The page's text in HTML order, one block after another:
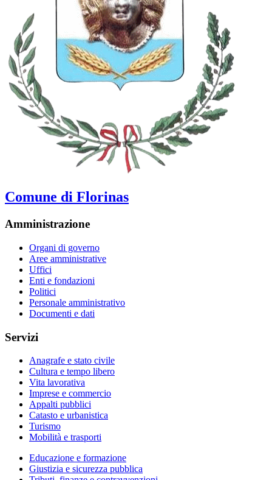
Comune di Florinas
Amministrazione
Organi di governo
Aree amministrative
Uffici
Enti e fondazioni
Politici
Personale amministrativo
Documenti e dati
Servizi
Anagrafe e stato civile
Cultura e tempo libero
Vita lavorativa
Imprese e commercio
Appalti pubblici
Catasto e urbanistica
Turismo
Mobilità e trasporti
Educazione e formazione
Giustizia e sicurezza pubblica